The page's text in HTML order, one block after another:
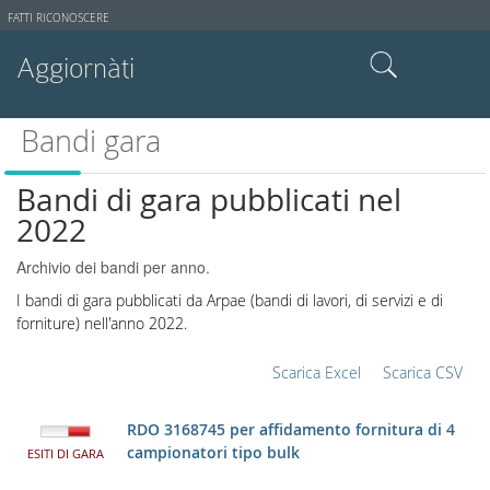
Strumenti
FATTI RICONOSCERE
Aggiornàti
Cerca nel sito
Ricerca avanzata…
Bandi gara
Bandi di gara pubblicati nel
2022
Archivio dei bandi per anno.
I bandi di gara pubblicati da Arpae (bandi di lavori, di servizi e di
forniture) nell'anno 2022.
Scarica Excel Scarica CSV
ESITI DI GARA
RDO 3168745 per affidamento fornitura di 4
campionatori tipo bulk